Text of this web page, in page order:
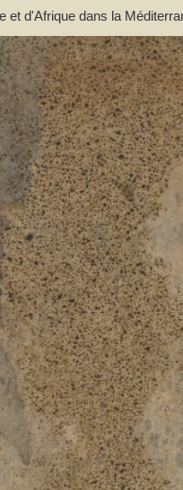
et d'Afrique dans la
l'Europe. Traduit pour la
reste par L.-S. Baudin,